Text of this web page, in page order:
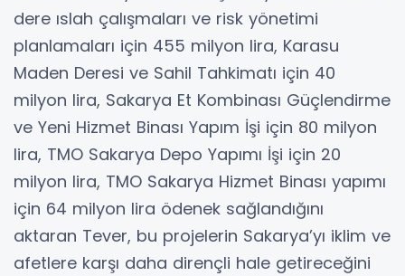
dere ıslah çalışmaları ve risk yönetimi
planlamaları için 455 milyon lira, Karasu
Maden Deresi ve Sahil Tahkimatı için 40
milyon lira, Sakarya Et Kombinası Güçlendirme
ve Yeni Hizmet Binası Yapım İşi için 80 milyon
lira, TMO Sakarya Depo Yapımı İşi için 20
milyon lira, TMO Sakarya Hizmet Binası yapımı
için 64 milyon lira ödenek sağlandığını
aktaran Tever, bu projelerin Sakarya’yı iklim ve
afetlere karşı daha dirençli hale getireceğini